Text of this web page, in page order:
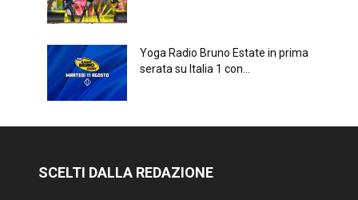
Yoga Radio Bruno Estate in prima
serata su Italia 1 con...
SCELTI DALLA REDAZIONE